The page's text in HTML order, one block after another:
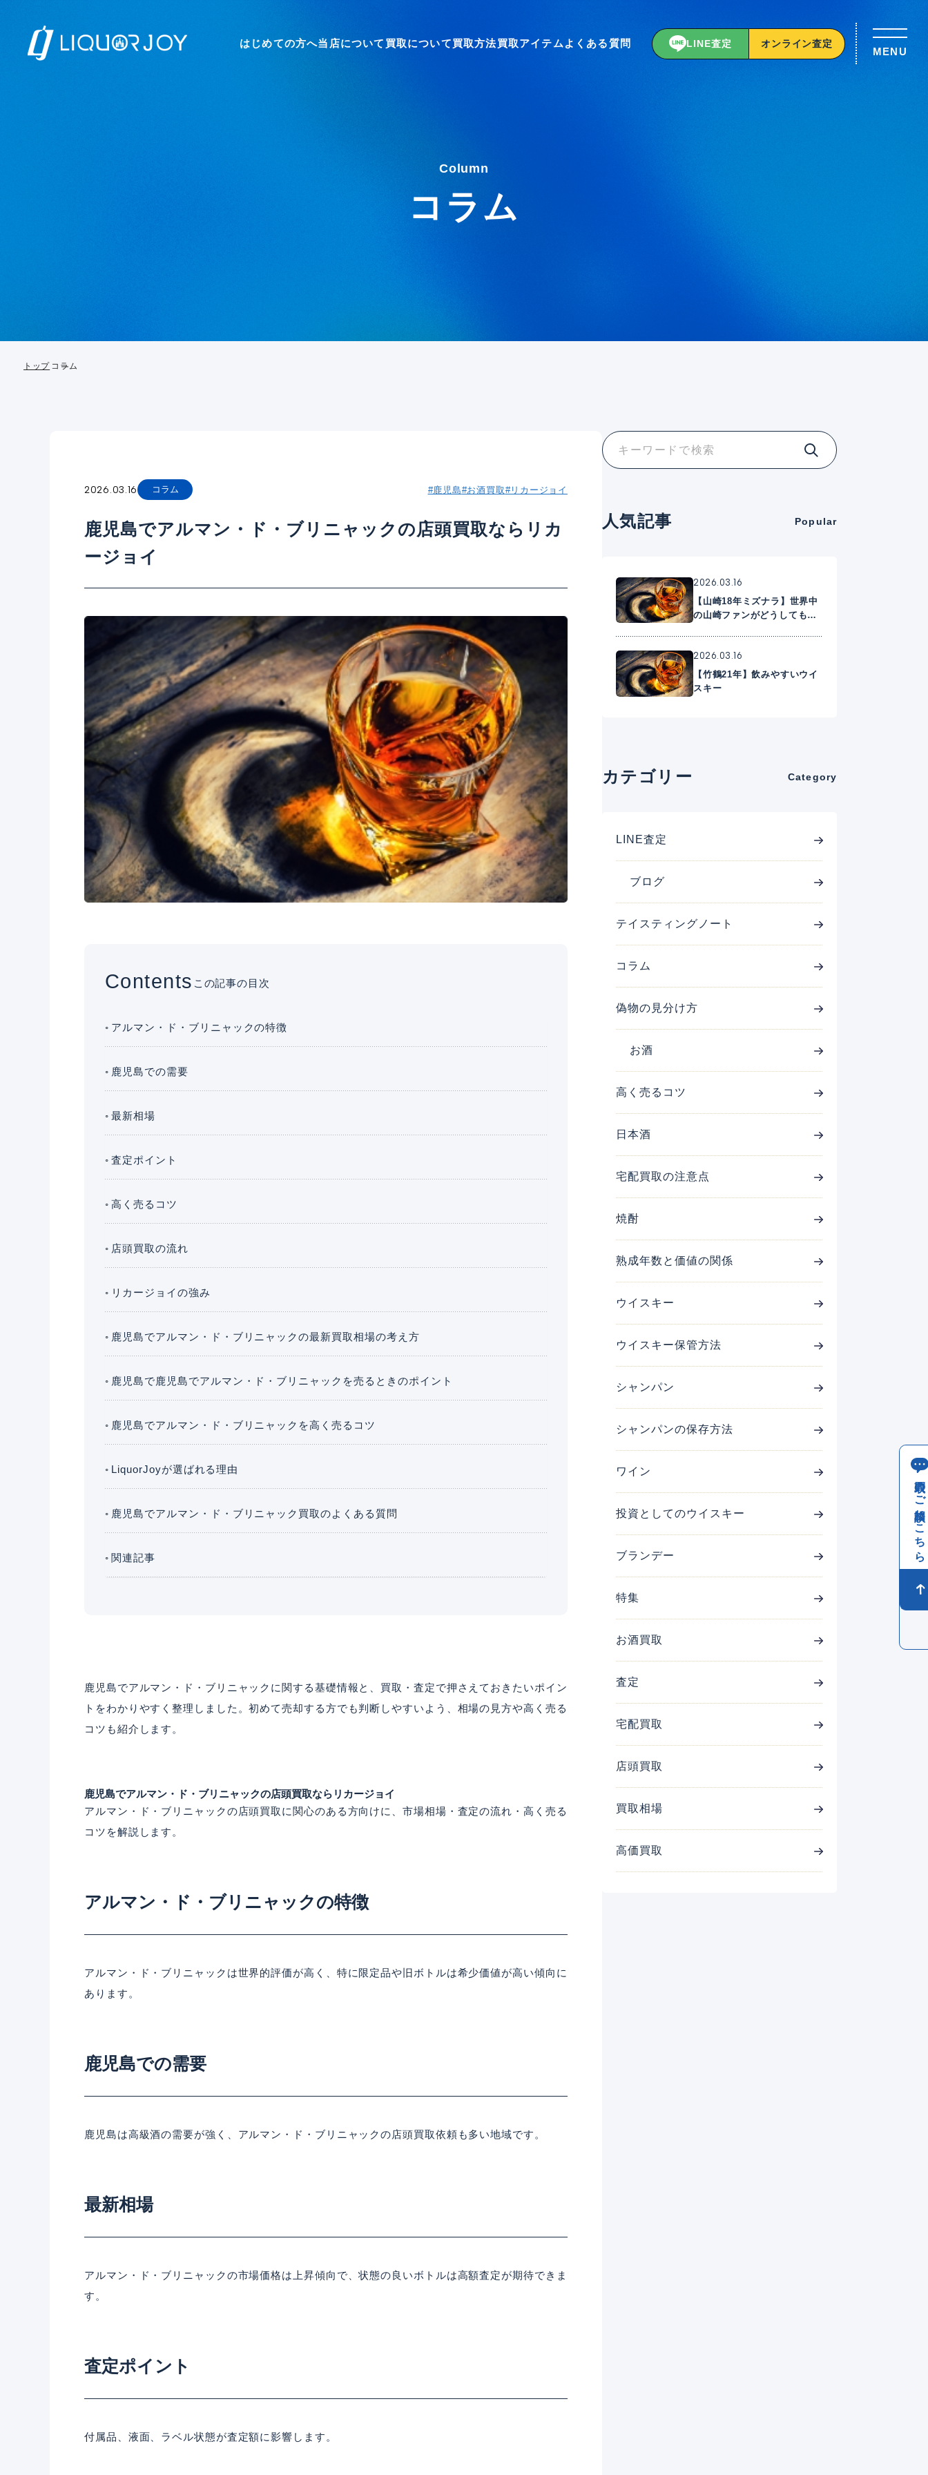
はじめての方へ当店について 買取について買取方法買取アイテム よくある質問 LINE査定 オンライン査定
MENU
Column
コラム
トップ コラム
2026.03.16 コラム #鹿児島#お酒買取 #リカージョイ
鹿児島でアルマン・ド・ブリニャックの店頭買取ならリカ
ージョイ
Contents この記事の目次
アルマン・ド・ブリニャックの特徴
鹿児島での需要
最新相場
査定ポイント
高く売るコツ
店頭買取の流れ
リカージョイの強み
鹿児島でアルマン・ド・ブリニャックの最新買取相場の考え方
鹿児島で鹿児島でアルマン・ド・ブリニャックを売るときのポイント
鹿児島でアルマン・ド・ブリニャックを高く売るコツ
LiquorJoyが選ばれる理由
鹿児島でアルマン・ド・ブリニャック買取のよくある質問
関連記事
鹿児島でアルマン・ド・ブリニャックに関する基礎情報と、買取・査定で押さえておきたいポイン
トをわかりやすく整理しました。初めて売却する方でも判断しやすいよう、相場の見方や高く売る
コツも紹介します。
鹿児島でアルマン・ド・ブリニャックの店頭買取ならリカージョイ
アルマン・ド・ブリニャックの店頭買取に関心のある方向けに、市場相場・査定の流れ・高く売る
コツを解説します。
アルマン・ド・ブリニャックの特徴
アルマン・ド・ブリニャックは世界的評価が高く、特に限定品や旧ボトルは希少価値が高い傾向に
あります。
鹿児島での需要
鹿児島は高級酒の需要が強く、アルマン・ド・ブリニャックの店頭買取依頼も多い地域です。
最新相場
アルマン・ド・ブリニャックの市場価格は上昇傾向で、状態の良いボトルは高額査定が期待できま
す。
査定ポイント
付属品、液面、ラベル状態が査定額に影響します。
人気記事 Popular
2026.03.16
【山崎18年ミズナラ】世界中
の山崎ファンがどうしても手
2026.03.16
【竹鶴21年】飲みやすいウイ
スキー
カテゴリー Category
LINE査定
ブログ
テイスティングノート
コラム
偽物の見分け方
お酒
高く売るコツ
日本酒
宅配買取の注意点
焼酎
熟成年数と価値の関係
ウイスキー
ウイスキー保管方法
シャンパン
シャンパンの保存方法
ワイン
投資としてのウイスキー
ブランデー
特集
お酒買取
査定
宅配買取
店頭買取
買取相場
高価買取
買取のご相談はこちら